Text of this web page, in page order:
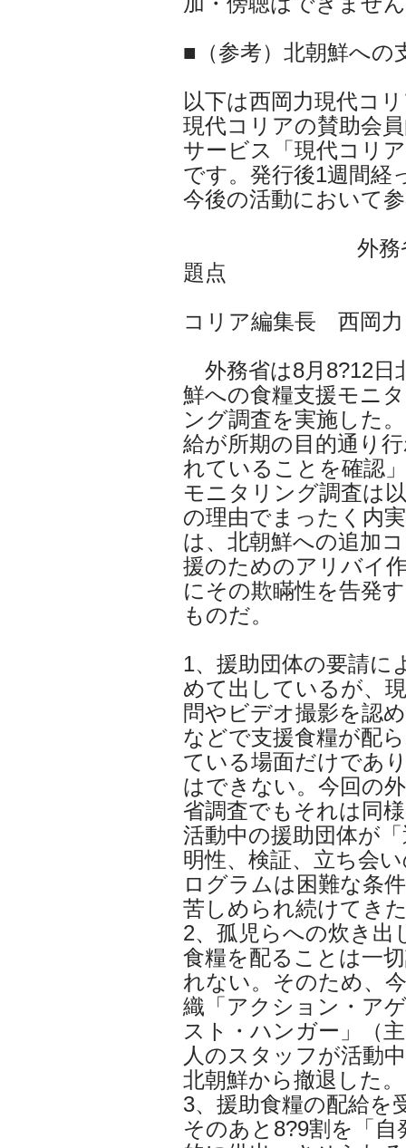
■（参考）北朝鮮へ
以下は西岡力現代コ
現代コリアの賛助会
サービス「現代コリ
です。発行後1週間経
今後の活動において
外務省による
題
コリア編集長 西岡力
外務省は8月8?12日
鮮への食糧支援モニ
ング調査を実施した
給が所期の目的通り
れていることを確認
モニタリング調査は
の理由でまったく内
は、北朝鮮への追加
援のためのアリバイ
にその欺瞞性を告発
ものだ。
1、援助団体の要請に
めて出しているが、
問やビデオ撮影を認
などで支援食糧が配
ている場面だけであ
はできない。今回の
省調査でもそれは同
活動中の援助団体が
明性、検証、立ち会
ログラムは困難な条
苦しめられ続けてき
2、孤児らへの炊き出
食糧を配ることは一
れない。そのため、
織「アクション・ア
スト・ハンガー」（
人のスタッフが活動
北朝鮮から撤退した。
3、援助食糧の配給を
そのあと8?9割を「自